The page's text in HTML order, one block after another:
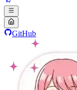
GitHub